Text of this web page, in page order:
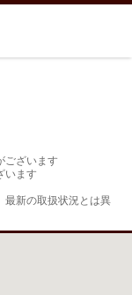
ございます
います
最新の取扱状況とは異